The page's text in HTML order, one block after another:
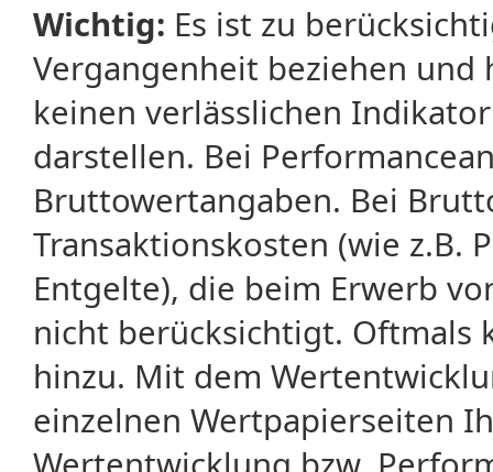
Wichtig: Es ist zu
Vergangenheit beziehen
keinen verlässlichen
darstellen. Bei
Bruttowertangaben. Bei
Transaktionskosten (wie z.B.
Entgelte), die beim Erwerb
nicht berücksichtigt. Oftmals
hinzu. Mit dem
einzelnen Wertpapierseiten